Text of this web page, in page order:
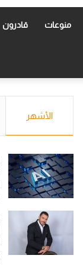
منوعات قادرون
الأشهر